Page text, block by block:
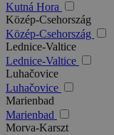
Kutná Hora
Közép-Csehország
Közép-Csehország
Lednice-Valtice
Lednice-Valtice
Luhačovice
Luhačovice
Marienbad
Marienbad
Morva-Karszt